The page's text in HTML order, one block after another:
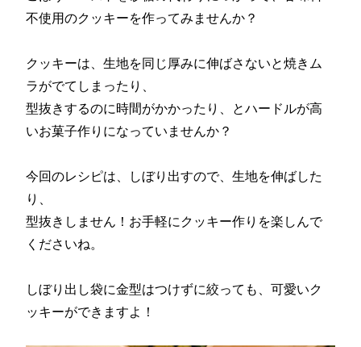
不使用のクッキーを作ってみませんか？
クッキーは、生地を同じ厚みに伸ばさないと焼きム
ラがでてしまったり、
型抜きするのに時間がかかったり、とハードルが高
いお菓子作りになっていませんか？
今回のレシピは、しぼり出すので、生地を伸ばした
り、
型抜きしません！お手軽にクッキー作りを楽しんで
くださいね。
しぼり出し袋に金型はつけずに絞っても、可愛いク
ッキーができますよ！